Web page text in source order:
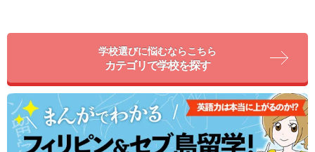
学校選びに悩むならこちら
カテゴリで学校を探す